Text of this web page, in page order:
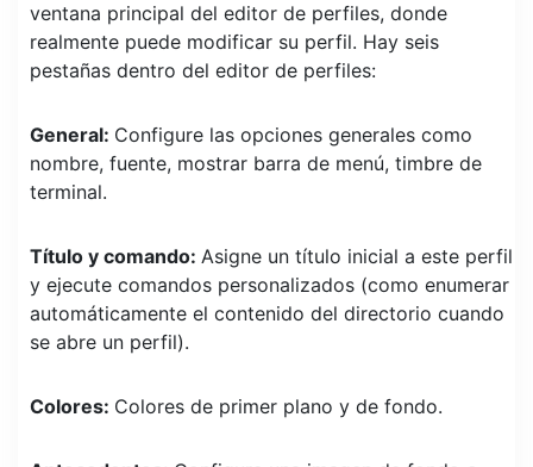
ventana principal del editor de perfiles, donde
realmente puede modificar su perfil. Hay seis
pestañas dentro del editor de perfiles:
General: Configure las opciones generales como
nombre, fuente, mostrar barra de menú, timbre de
terminal.
Título y comando: Asigne un título inicial a este perfil
y ejecute comandos personalizados (como enumerar
automáticamente el contenido del directorio cuando
se abre un perfil).
Colores: Colores de primer plano y de fondo.